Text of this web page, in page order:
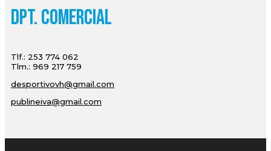
Dpt. Comercial
Tlf.: 253 774 062
Tlm.: 969 217 759
desportivovh@gmail.com
publineiva@gmail.com